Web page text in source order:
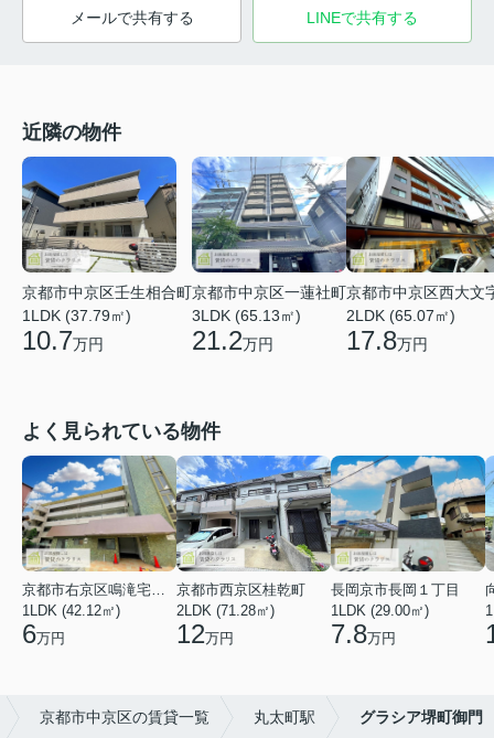
メールで共有する LINEで共有する
近隣の物件
京都市中京区壬生相合町
1LDK (37.79㎡)
10.7万円
京都市中京区一蓮社町
3LDK (65.13㎡)
21.2万円
京都市中京区西大文
2LDK (65.07㎡)
17.8万円
よく見られている物件
京都市右京区鳴滝宅間町
1LDK (42.12㎡)
6万円
京都市西京区桂乾町
2LDK (71.28㎡)
12万円
長岡京市長岡１丁目
1LDK (29.00㎡)
7.8万円
京都市中京区の賃貸一覧 丸太町駅 グラシア堺町御門